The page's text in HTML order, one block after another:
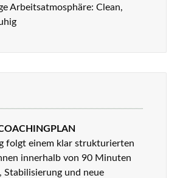
Arbeitsatmosphäre: Clean,
folgt einem klar strukturierten
innerhalb von 90 Minuten
Stabilisierung und neue